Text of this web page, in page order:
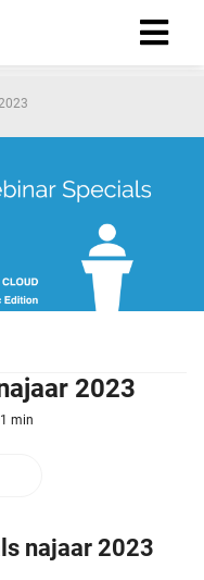
2023
1 min
najaar 2023